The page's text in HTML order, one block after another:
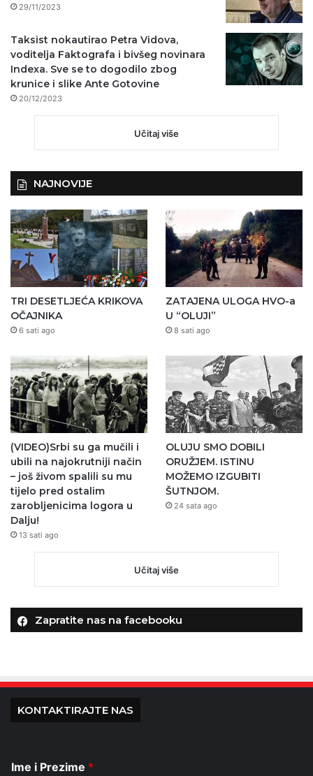
29/11/2023
Taksist nokautirao Petra Vidova,
voditelja Faktografa i bivšeg novinara
Indexa. Sve se to dogodilo zbog
krunice i slike Ante Gotovine
20/12/2023
Učitaj više
NAJNOVIJE
TRI DESETLJEĆA KRIKOVA
OČAJNIKA
6 sati ago
ZATAJENA ULOGA HVO-a
U “OLUJI”
8 sati ago
(VIDEO)Srbi su ga mučili i
ubili na najokrutniji način
– još živom spalili su mu
tijelo pred ostalim
zarobljenicima logora u
Dalju!
13 sati ago
OLUJU SMO DOBILI
ORUŽJEM. ISTINU
MOŽEMO IZGUBITI
ŠUTNJOM.
24 sata ago
Učitaj više
Zapratite nas na facebooku
KONTAKTIRAJTE NAS
Ime i Prezime *